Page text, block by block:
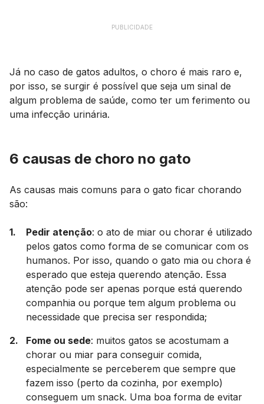
PUBLICIDADE
Já no caso de gatos adultos, o choro é mais raro e,
por isso, se surgir é possível que seja um sinal de
algum problema de saúde, como ter um ferimento ou
uma infecção urinária.
6 causas de choro no gato
As causas mais comuns para o gato ficar chorando
são:
Pedir atenção: o ato de miar ou chorar é utilizado
pelos gatos como forma de se comunicar com os
humanos. Por isso, quando o gato mia ou chora é
esperado que esteja querendo atenção. Essa
atenção pode ser apenas porque está querendo
companhia ou porque tem algum problema ou
necessidade que precisa ser respondida;
Fome ou sede: muitos gatos se acostumam a
chorar ou miar para conseguir comida,
especialmente se perceberem que sempre que
fazem isso (perto da cozinha, por exemplo)
conseguem um snack. Uma boa forma de evitar